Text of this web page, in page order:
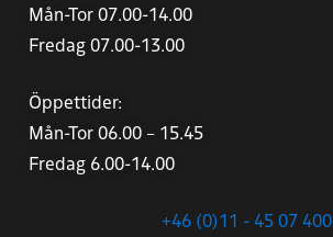
Mån-Tor 07.00-14.00
Fredag 07.00-13.00
Öppettider:
Mån-Tor 06.00 – 15.45
Fredag 6.00-14.00
+46 (0)11 - 45 07 400